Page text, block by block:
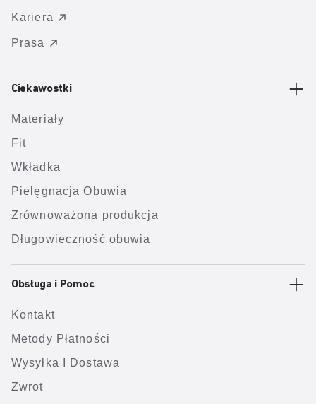
Kariera
Prasa
Ciekawostki
Materiały
Fit
Wkładka
Pielęgnacja Obuwia
Zrównoważona produkcja
Długowieczność obuwia
Obsługa i Pomoc
Kontakt
Metody Płatności
Wysyłka I Dostawa
Zwrot